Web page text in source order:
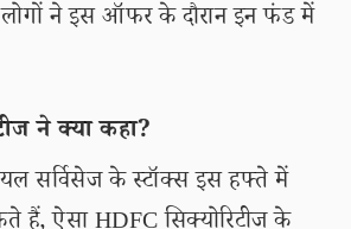
ने इस ऑफर के दौरान इन फंड में
ने क्या कहा?
सर्विसेज के स्टॉक्स इस हफ्ते में